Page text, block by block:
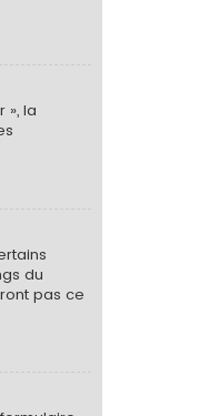
», la
du
pas ce